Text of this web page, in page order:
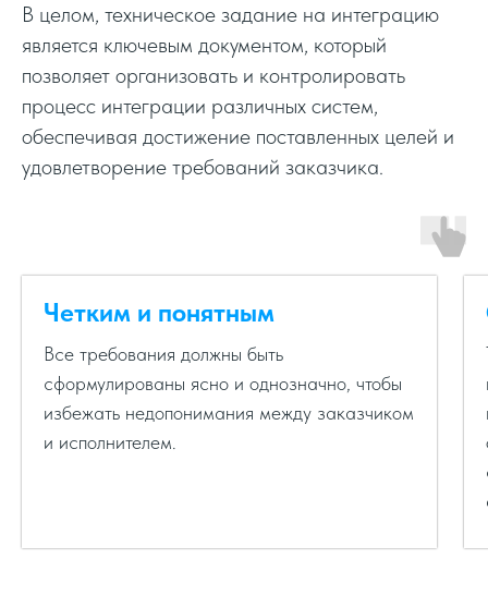
В целом, техническое задание на интеграцию
является ключевым документом, который
позволяет организовать и контролировать
процесс интеграции различных систем,
обеспечивая достижение поставленных целей и
удовлетворение требований заказчика.
Четким и понятным
Все требования должны быть
сформулированы ясно и однозначно, чтобы
избежать недопонимания между заказчиком
и исполнителем.